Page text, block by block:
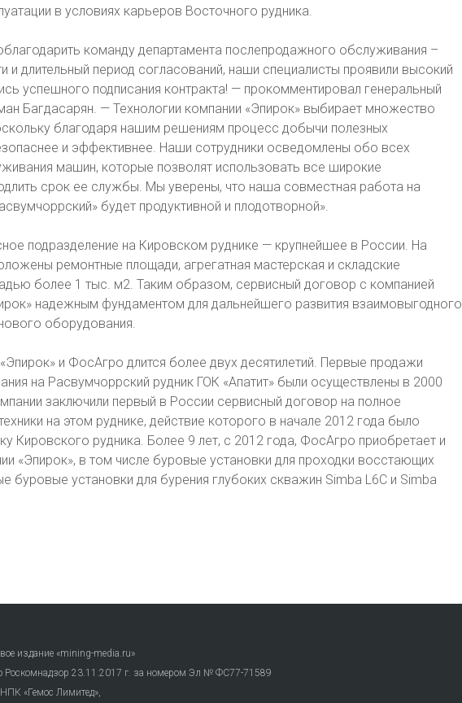
в условиях карьеров Восточного рудника.
команду департамента послепродажного обслуживания –
и длительный период согласований, наши специалисты проявили высокий
успешного подписания контракта! — прокомментировал генеральный
Багдасарян. — Технологии компании «Эпирок» выбирает множество
благодаря нашим решениям процесс добычи полезных
и эффективнее. Наши сотрудники осведомлены обо всех
машин, которые позволят использовать все широкие
срок ее службы. Мы уверены, что наша совместная работа на
будет продуктивной и плодотворной».
подразделение на Кировском руднике — крупнейшее в России. На
ремонтные площади, агрегатная мастерская и складские
более 1 тыс. м2. Таким образом, сервисный договор с компанией
надежным фундаментом для дальнейшего развития взаимовыгодного
оборудования.
и ФосАгро длится более двух десятилетий. Первые продажи
на Расвумчоррский рудник ГОК «Апатит» были осуществлены в 2000
заключили первый в России сервисный договор на полное
на этом руднике, действие которого в начале 2012 года было
Кировского рудника. Более 9 лет, с 2012 года, ФосАгро приобретает и
«Эпирок», в том числе буровые установки для проходки восстающих
буровые установки для бурения глубоких скважин Simba L6C и Simba
издание «mining-media.ru»
Роскомнадзор 23.11.2017 г. за номером Эл № ФС77-71589
«Гемос Лимитед»,